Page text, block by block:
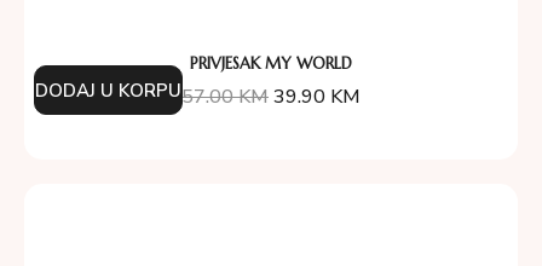
PRIVJESAK MY WORLD
57.00KM39.90 KM
DODAJ U KORPU